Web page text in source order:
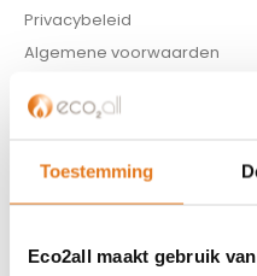
Toestemming
Eco2all maakt gebruik
Privacybeleid
Algemene voorwaarden
Partner Locator
ASSORTIMENT
Appendages